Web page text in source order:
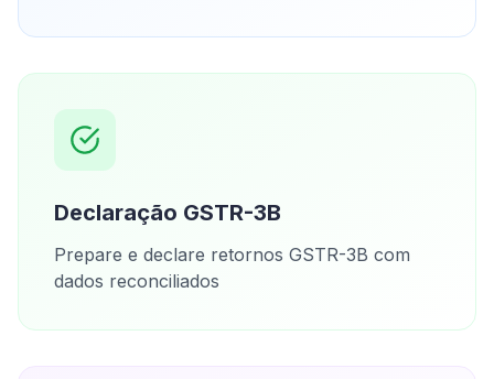
Declaração GSTR-3B
Prepare e declare retornos GSTR-3B com
dados reconciliados